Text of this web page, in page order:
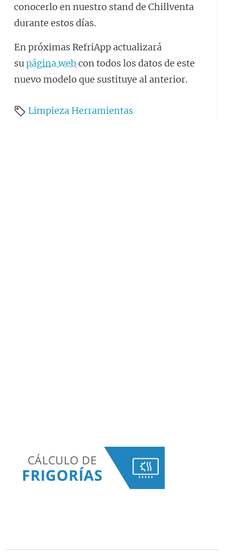
conocerlo en nuestro stand de Chillventa
durante estos días.
En próximas RefriApp actualizará
supágina web con todos los datos de este
nuevo modelo que sustituye al anterior.
Limpieza Herramientas